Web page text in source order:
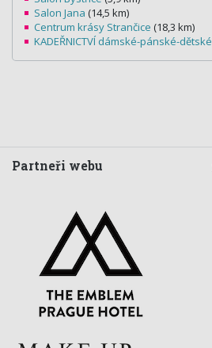
Salon Jana (14,5 km)
Centrum krásy Strančice (18,3 km)
KADEŘNICTVÍ dámské-pánské-dětské
Partneři webu